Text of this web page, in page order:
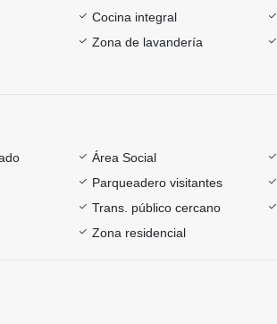
Cocina integral
Zona de lavandería
Área Social
Parqueadero visitantes
Trans. público cercano
Zona residencial